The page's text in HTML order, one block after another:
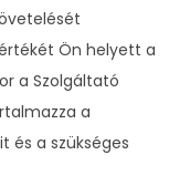
Ön helyett a
a Szolgáltató
a
és a szükséges